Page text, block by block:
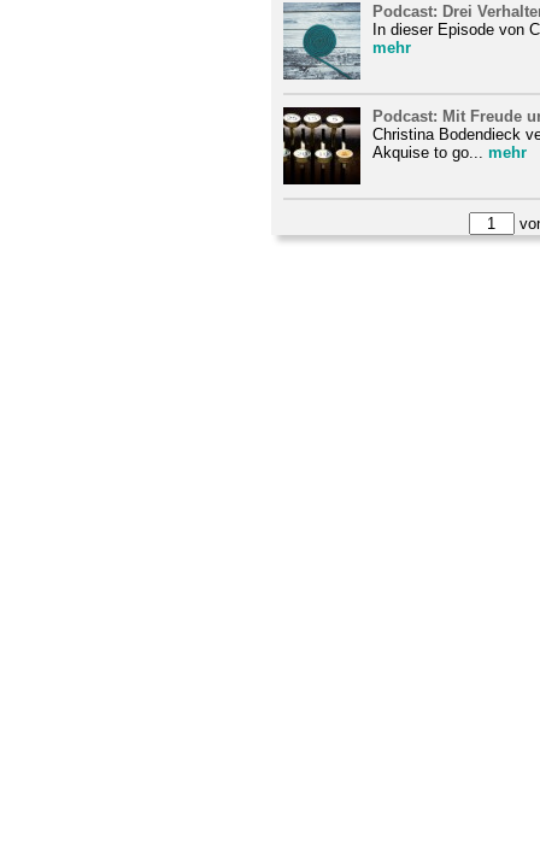
Podcast: Drei
In dieser Episode von
mehr
Podcast: Mit Freude
Christina Bodendieck
Akquise to go... mehr